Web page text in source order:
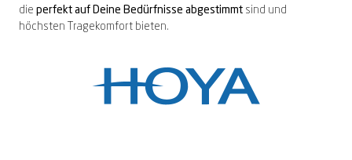
die perfekt auf Deine Bedürfnisse abgestimmt sind und
höchsten Tragekomfort bieten.